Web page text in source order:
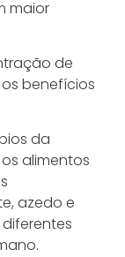
maior
de
benefícios
da
alimentos
azedo e